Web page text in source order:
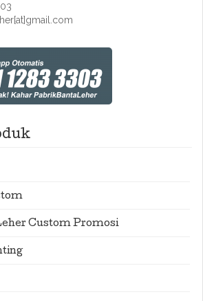
Custom Promosi